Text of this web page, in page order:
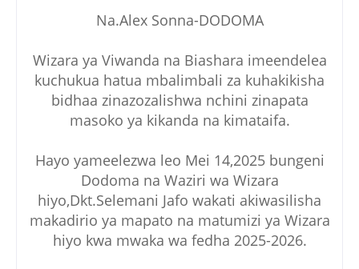
Na.Alex Sonna-DODOMA
Wizara ya Viwanda na Biashara imeendelea
kuchukua hatua mbalimbali za kuhakikisha
bidhaa zinazozalishwa nchini zinapata
masoko ya kikanda na kimataifa.
Hayo yameelezwa leo Mei 14,2025 bungeni
Dodoma na Waziri wa Wizara
hiyo,Dkt.Selemani Jafo wakati akiwasilisha
makadirio ya mapato na matumizi ya Wizara
hiyo kwa mwaka wa fedha 2025-2026.